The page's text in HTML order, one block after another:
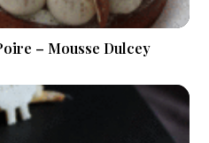
– Mousse Dulcey